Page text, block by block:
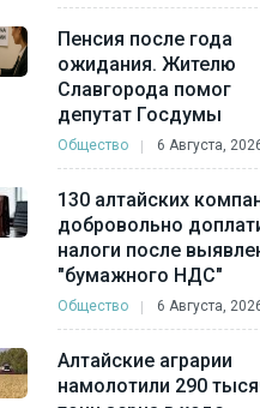
Пенсия после года
ожидания. Жителю
Славгорода помог
депутат Госдумы
Общество 6 Августа,
130 алтайских
добровольно
налоги после
"бумажного НДС"
Общество 6 Августа,
Алтайские аграрии
намолотили 290